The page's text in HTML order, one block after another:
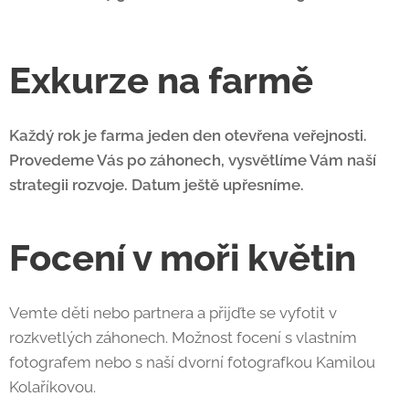
Exkurze na farmě
Každý rok je farma jeden den otevřena veřejnosti.
Provedeme Vás po záhonech, vysvětlíme Vám naší
strategii rozvoje. Datum ještě upřesníme.
Focení v moři květin
Vemte děti nebo partnera a přijďte se vyfotit v
rozkvetlých záhonech. Možnost focení s vlastním
fotografem nebo s naší dvorní fotografkou Kamilou
Kolaříkovou.